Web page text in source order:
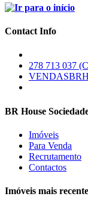
Contact Info
278 713 037
BR House
Imóveis
Para Venda
Recrutamento
Contactos
Imóveis mais